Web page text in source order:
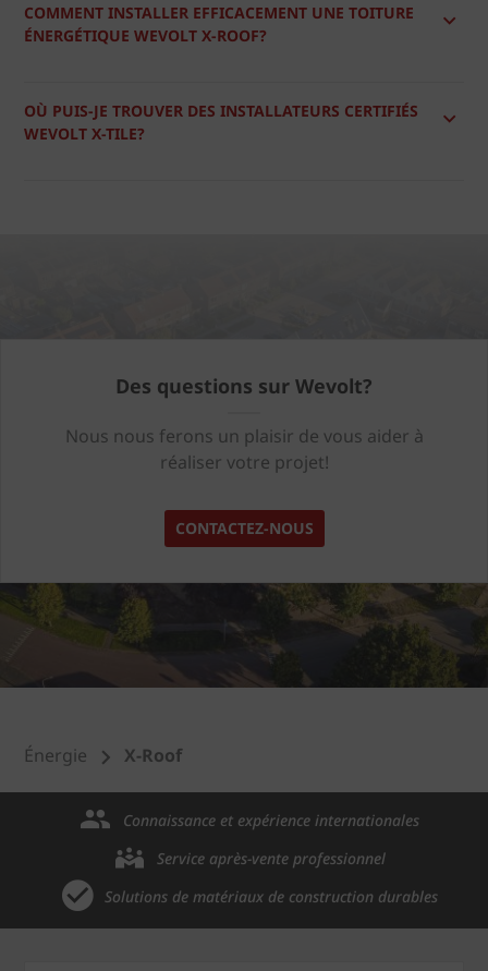
COMMENT INSTALLER EFFICACEMENT UNE TOITURE
ÉNERGÉTIQUE WEVOLT X-ROOF?
OÙ PUIS-JE TROUVER DES INSTALLATEURS CERTIFIÉS
WEVOLT X-TILE?
Des questions sur Wevolt?
Nous nous ferons un plaisir de vous aider à
réaliser votre projet!
CONTACTEZ-NOUS
Énergie X-Roof
Connaissance et expérience internationales
Service après-vente professionnel
Solutions de matériaux de construction durables